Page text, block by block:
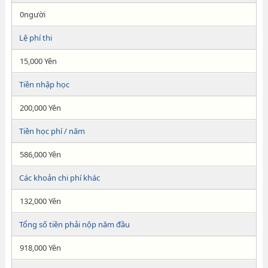
0người
Lệ phí thi
15,000 Yên
Tiền nhập học
200,000 Yên
Tiền học phí / năm
586,000 Yên
Các khoản chi phí khác
132,000 Yên
Tổng số tiền phải nộp năm đầu
918,000 Yên